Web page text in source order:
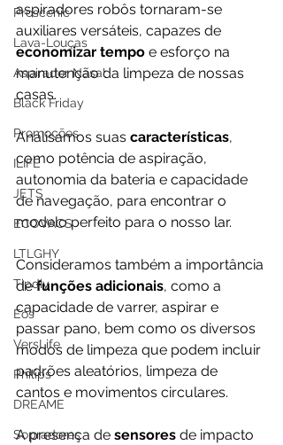
Proscenic
Lava-Louças
Aspirador Nasal
Black Friday
Promoções
ILIFE
JETS
ECOVACS
LTLGHY
Tipdiy
Eos
VersLife
Philips
DREAME
Sopradores
aspiradores robôs tornaram-se
auxiliares versáteis, capazes de
economizar tempo e esforço na
manutenção da limpeza de nossas
casas.
Analisamos suas características,
como potência de aspiração,
autonomia da bateria e capacidade
de navegação, para encontrar o
modelo perfeito para o nosso lar.
Consideramos também a importância
de funções adicionais, como a
capacidade de varrer, aspirar e
passar pano, bem como os diversos
modos de limpeza que podem incluir
padrões aleatórios, limpeza de
cantos e movimentos circulares.
A presença de sensores de impacto